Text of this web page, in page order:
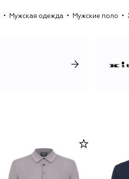
женщин,
Мужская одежда Мужские поло